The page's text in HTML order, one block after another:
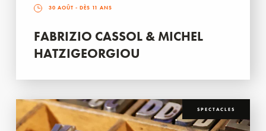
30 AOÛT - DÈS 11 ANS
FABRIZIO CASSOL & MICHEL
HATZIGEORGIOU
SPECTACLES